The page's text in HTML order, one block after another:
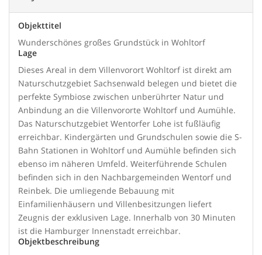
Objekttitel
Wunderschönes großes Grundstück in Wohltorf
Lage
Dieses Areal in dem Villenvorort Wohltorf ist direkt am
Naturschutzgebiet Sachsenwald belegen und bietet die
perfekte Symbiose zwischen unberührter Natur und
Anbindung an die Villenvororte Wohltorf und Aumühle.
Das Naturschutzgebiet Wentorfer Lohe ist fußläufig
erreichbar. Kindergärten und Grundschulen sowie die S-
Bahn Stationen in Wohltorf und Aumühle befinden sich
ebenso im näheren Umfeld. Weiterführende Schulen
befinden sich in den Nachbargemeinden Wentorf und
Reinbek. Die umliegende Bebauung mit
Einfamilienhäusern und Villenbesitzungen liefert
Zeugnis der exklusiven Lage. Innerhalb von 30 Minuten
ist die Hamburger Innenstadt erreichbar.
Objektbeschreibung